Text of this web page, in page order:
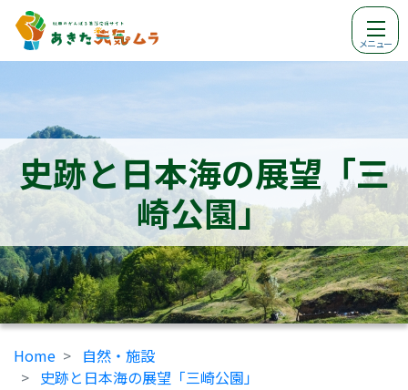
メニュー
史跡と日本海の展望「三
崎公園」
Home
自然・施設
史跡と日本海の展望「三崎公園」